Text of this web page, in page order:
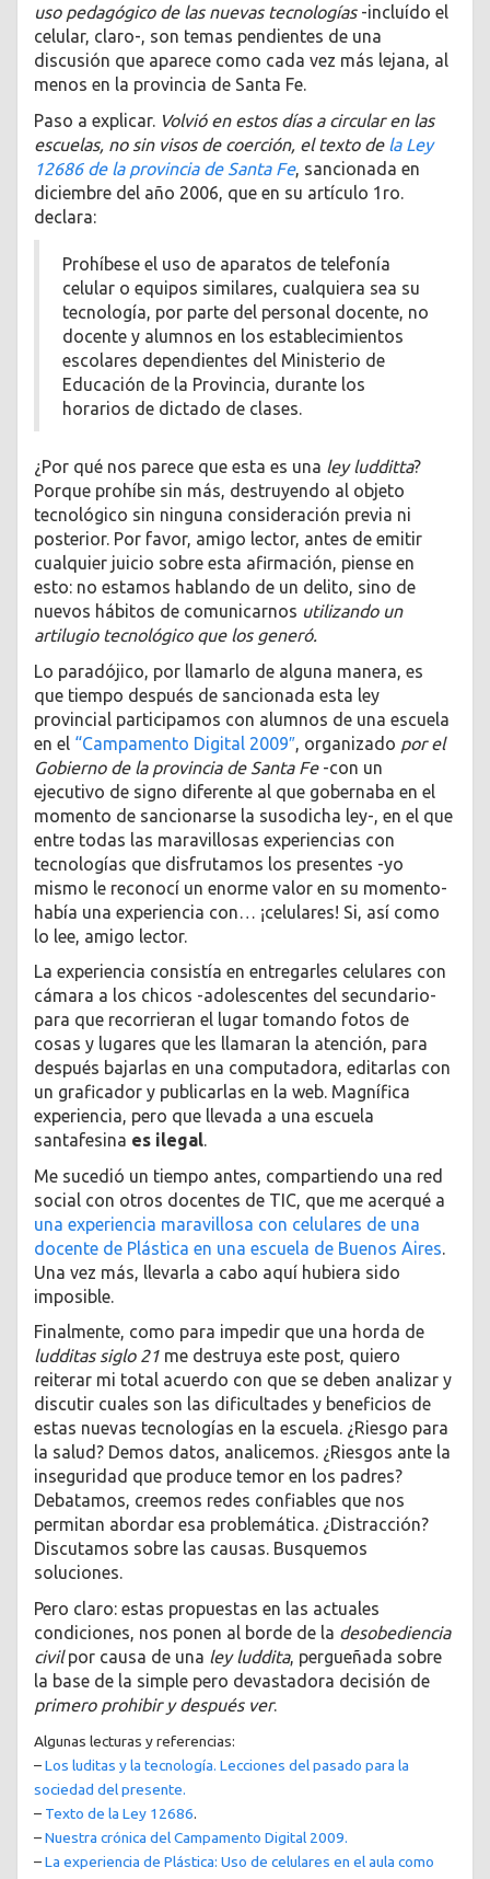
uso pedagógico de las nuevas tecnologías-incluído el
celular, claro-, son temas pendientes de una
discusión que aparece como cada vez más lejana, al
menos en la provincia de Santa Fe.
Paso a explicar. Volvió en estos días a circular en las
escuelas, no sin visos de coerción, el texto de la Ley
12686 de la provincia de Santa Fe, sancionada en
diciembre del año 2006, que en su artículo 1ro.
declara:
Prohíbese el uso de aparatos de telefonía
celular o equipos similares, cualquiera sea su
tecnología, por parte del personal docente, no
docente y alumnos en los establecimientos
escolares dependientes del Ministerio de
Educación de la Provincia, durante los
horarios de dictado de clases.
¿Por qué nos parece que esta es una ley ludditta?
Porque prohíbe sin más, destruyendo al objeto
tecnológico sin ninguna consideración previa ni
posterior. Por favor, amigo lector, antes de emitir
cualquier juicio sobre esta afirmación, piense en
esto: no estamos hablando de un delito, sino de
nuevos hábitos de comunicarnos utilizando un
artilugio tecnológico que los generó.
Lo paradójico, por llamarlo de alguna manera, es
que tiempo después de sancionada esta ley
provincial participamos con alumnos de una escuela
en el “Campamento Digital 2009″, organizado por el
Gobierno de la provincia de Santa Fe-con un
ejecutivo de signo diferente al que gobernaba en el
momento de sancionarse la susodicha ley-, en el que
entre todas las maravillosas experiencias con
tecnologías que disfrutamos los presentes -yo
mismo le reconocí un enorme valor en su momento-
había una experiencia con… ¡celulares! Si, así como
lo lee, amigo lector.
La experiencia consistía en entregarles celulares con
cámara a los chicos -adolescentes del secundario-
para que recorrieran el lugar tomando fotos de
cosas y lugares que les llamaran la atención, para
después bajarlas en una computadora, editarlas con
un graficador y publicarlas en la web. Magnífica
experiencia, pero que llevada a una escuela
santafesina es ilegal.
Me sucedió un tiempo antes, compartiendo una red
social con otros docentes de TIC, que me acerqué a
una experiencia maravillosa con celulares de una
docente de Plástica en una escuela de Buenos Aires.
Una vez más, llevarla a cabo aquí hubiera sido
imposible.
Finalmente, como para impedir que una horda de
ludditas siglo 21 me destruya este post, quiero
reiterar mi total acuerdo con que se deben analizar y
discutir cuales son las dificultades y beneficios de
estas nuevas tecnologías en la escuela. ¿Riesgo para
la salud? Demos datos, analicemos. ¿Riesgos ante la
inseguridad que produce temor en los padres?
Debatamos, creemos redes confiables que nos
permitan abordar esa problemática. ¿Distracción?
Discutamos sobre las causas. Busquemos
soluciones.
Pero claro: estas propuestas en las actuales
condiciones, nos ponen al borde de la desobediencia
civilpor causa de una ley luddita, pergueñada sobre
la base de la simple pero devastadora decisión de
primero prohibir y después ver.
Algunas lecturas y referencias:
–Los luditas y la tecnología. Lecciones del pasado para la
sociedad del presente.
– Texto de la Ley 12686.
–Nuestra crónica del Campamento Digital 2009.
–La experiencia de Plástica: Uso de celulares en el aula como